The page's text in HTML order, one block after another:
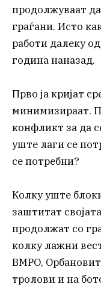
продолжуваат
граѓани. Исто
работи далеку
година наназад.
Прво ја кријат
минимизираат.
конфликт за да
уште лаги се
се потребни?
Колку уште
заштитат
продолжат со
колку лажни
ВМРО,
тролови и на